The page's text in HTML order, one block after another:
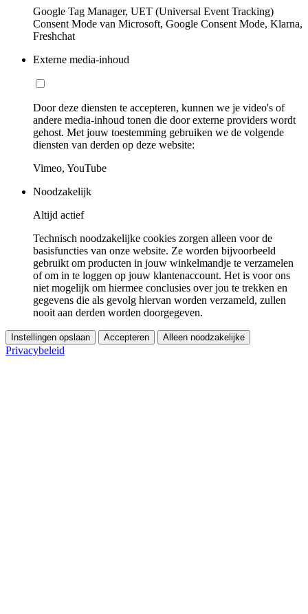
Google Tag Manager, UET (Universal Event Tracking)
Consent Mode van Microsoft, Google Consent Mode, Klarna,
Freshchat
Externe media-inhoud
Door deze diensten te accepteren, kunnen we je video's of
andere media-inhoud tonen die door externe providers wordt
gehost. Met jouw toestemming gebruiken we de volgende
diensten van derden op deze website:
Vimeo, YouTube
Noodzakelijk
Altijd actief
Technisch noodzakelijke cookies zorgen alleen voor de
basisfuncties van onze website. Ze worden bijvoorbeeld
gebruikt om producten in jouw winkelmandje te verzamelen
of om in te loggen op jouw klantenaccount. Het is voor ons
niet mogelijk om hiermee conclusies over jou te trekken en
gegevens die als gevolg hiervan worden verzameld, zullen
nooit aan derden worden doorgegeven.
Instellingen opslaan Accepteren Alleen noodzakelijke
Privacybeleid